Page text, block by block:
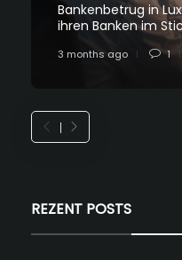
Bankenbetrug in
ihren Banken im
3 months ago 1
REZENT POSTS